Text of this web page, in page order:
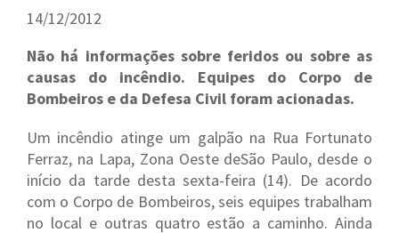
14/12/2012
Não há informações sobre feridos ou sobre as
causas do incêndio. Equipes do Corpo de
Bombeiros e da Defesa Civil foram acionadas.
Um incêndio atinge um galpão na Rua Fortunato
Ferraz, na Lapa, Zona Oeste deSão Paulo, desde o
início da tarde desta sexta-feira (14). De acordo
com o Corpo de Bombeiros, seis equipes trabalham
no local e outras quatro estão a caminho. Ainda